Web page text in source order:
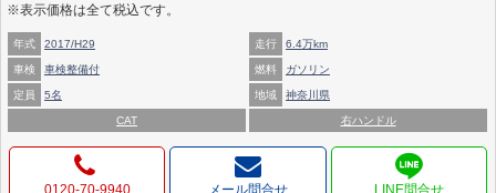
※表示価格は全て税込です。
年式 2017/H29 走行 6.4万km
車検 車検整備付 燃料 ガソリン
定員 5名 地域 神奈川県
CAT 右ハンドル
0120-70-9940 メール問合せ